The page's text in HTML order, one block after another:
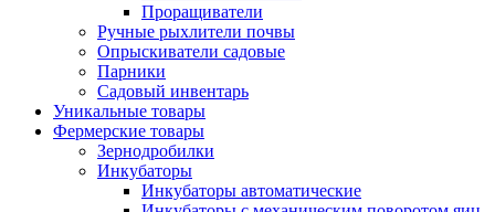
Проращиватели
Ручные рыхлители почвы
Опрыскиватели садовые
Парники
Садовый инвентарь
Уникальные товары
Фермерские товары
Зернодробилки
Инкубаторы
Инкубаторы автоматические